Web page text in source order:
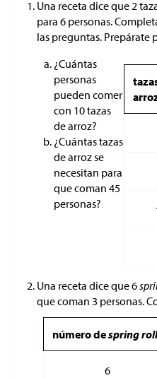
Una receta dice que 2
para 6 personas.
las preguntas. Prepárate
¿Cuántas
personas
pueden comer
con 10 tazas
de arroz?
¿Cuántas tazas
de arroz se
necesitan para
que coman 45
personas?
Una receta dice que 6
que coman 3 personas.
número despring
6